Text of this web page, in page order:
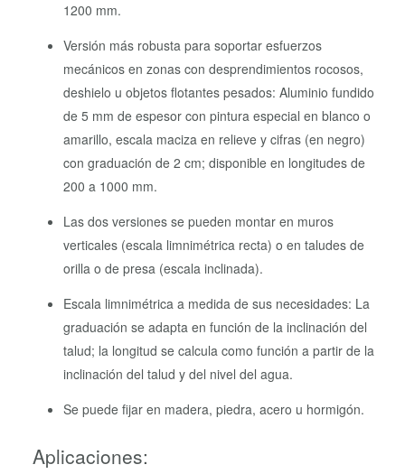
1200 mm.
Versión más robusta para soportar esfuerzos
mecánicos en zonas con desprendimientos rocosos,
deshielo u objetos flotantes pesados: Aluminio fundido
de 5 mm de espesor con pintura especial en blanco o
amarillo, escala maciza en relieve y cifras (en negro)
con graduación de 2 cm; disponible en longitudes de
200 a 1000 mm.
Las dos versiones se pueden montar en muros
verticales (escala limnimétrica recta) o en taludes de
orilla o de presa (escala inclinada).
Escala limnimétrica a medida de sus necesidades: La
graduación se adapta en función de la inclinación del
talud; la longitud se calcula como función a partir de la
inclinación del talud y del nivel del agua.
Se puede fijar en madera, piedra, acero u hormigón.
Aplicaciones: